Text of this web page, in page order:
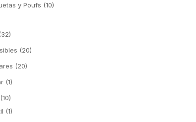
y Poufs (10)
(32)
(20)
(20)
(1)
(10)
(1)